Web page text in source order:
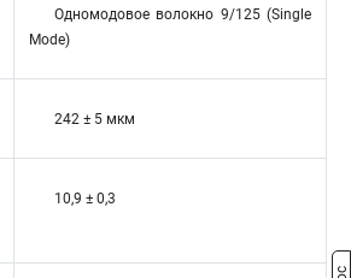
Одномодовое волокно 9/125 (Single
Mode)
242 ± 5 мкм
10,9 ± 0,3